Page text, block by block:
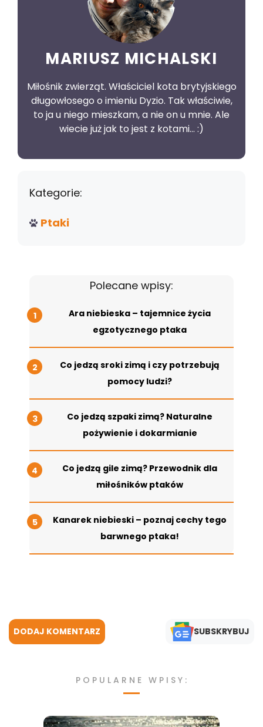
MARIUSZ MICHALSKI
Miłośnik zwierząt. Właściciel kota brytyjskiego
długowłosego o imieniu Dyzio. Tak właściwie,
to ja u niego mieszkam, a nie on u mnie. Ale
wiecie już jak to jest z kotami... :)
Kategorie:
Ptaki
Polecane wpisy:
Ara niebieska – tajemnice życia
egzotycznego ptaka
Co jedzą sroki zimą i czy potrzebują
pomocy ludzi?
Co jedzą szpaki zimą? Naturalne
pożywienie i dokarmianie
Co jedzą gile zimą? Przewodnik dla
miłośników ptaków
Kanarek niebieski – poznaj cechy tego
barwnego ptaka!
DODAJ KOMENTARZ SUBSKRYBUJ
POPULARNE WPISY: